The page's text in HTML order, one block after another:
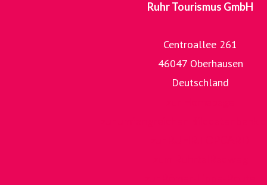
Ruhr Tourismus GmbH
Centroallee 261
46047 Oberhausen
Deutschland